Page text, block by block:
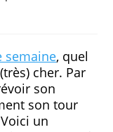
semaine, quel
cher. Par
son
son tour
un